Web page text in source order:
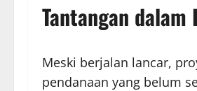
Tantangan dalam
Meski berjalan lancar,
pendanaan yang belum